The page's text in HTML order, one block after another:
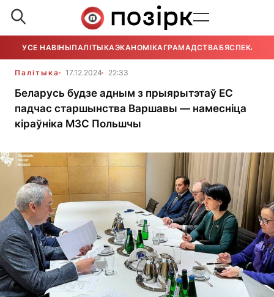
УСЕ НАВІНЫПАЛІТЫКАЭКАНОМІКАГРАМАДСТВАБЯСПЕКА
Палітыка 17.12.2024 22:33
Беларусь будзе адным з прыярытэтаў ЕС
падчас старшынства Варшавы — намесніца
кіраўніка МЗС Польшчы